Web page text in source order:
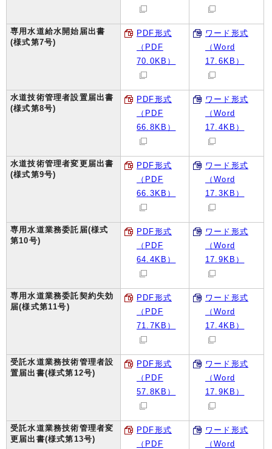
専用水道給水開始届出書
(様式第7号)
PDF形式
（PDF
70.0KB）
ワード形式
（Word
17.6KB）
水道技術管理者設置届出書
(様式第8号)
PDF形式
（PDF
66.8KB）
ワード形式
（Word
17.4KB）
水道技術管理者変更届出書
(様式第9号)
PDF形式
（PDF
66.3KB）
ワード形式
（Word
17.3KB）
専用水道業務委託届(様式
第10号)
PDF形式
（PDF
64.4KB）
ワード形式
（Word
17.9KB）
専用水道業務委託契約失効
届(様式第11号)
PDF形式
（PDF
71.7KB）
ワード形式
（Word
17.4KB）
受託水道業務技術管理者設
置届出書(様式第12号)
PDF形式
（PDF
57.8KB）
ワード形式
（Word
17.9KB）
受託水道業務技術管理者変
更届出書(様式第13号)
PDF形式
（PDF
ワード形式
（Word